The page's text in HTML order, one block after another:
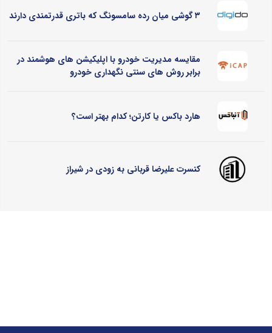
۳ گوشی میان رده سامسونگ که باتری قدرتمندی دارند
مقایسه مدیریت خودرو با اپلیکیشن های هوشمند در
برابر روش های سنتی نگهداری خودرو
هارد باکس یا کارتن؛ کدام بهتر است؟
کنسرت علیرضا قربانی به زودی در شیراز